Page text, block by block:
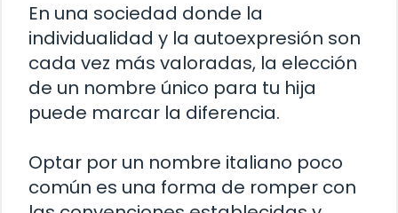
En una sociedad donde la
individualidad y la autoexpresión son
cada vez más valoradas, la elección
de un nombre único para tu hija
puede marcar la diferencia.
Optar por un nombre italiano poco
común es una forma de romper con